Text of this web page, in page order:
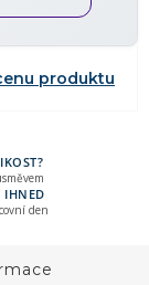
IHNED
den